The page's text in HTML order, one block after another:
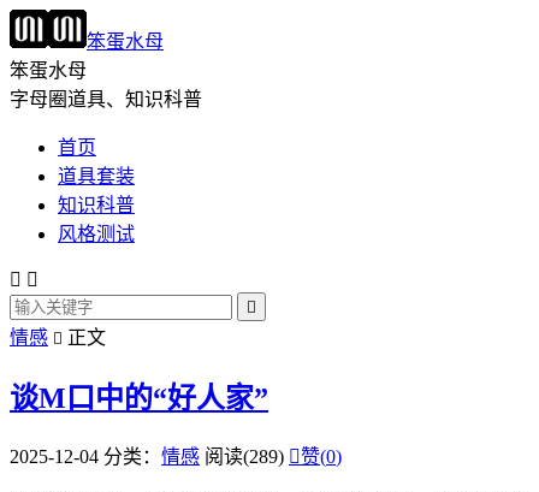
笨蛋水母
笨蛋水母
字母圈道具、知识科普
首页
道具套装
知识科普
风格测试
 

情感  正文
谈M口中的“好人家”
2025-12-04 分类： 情感 阅读(289) 赞(0)